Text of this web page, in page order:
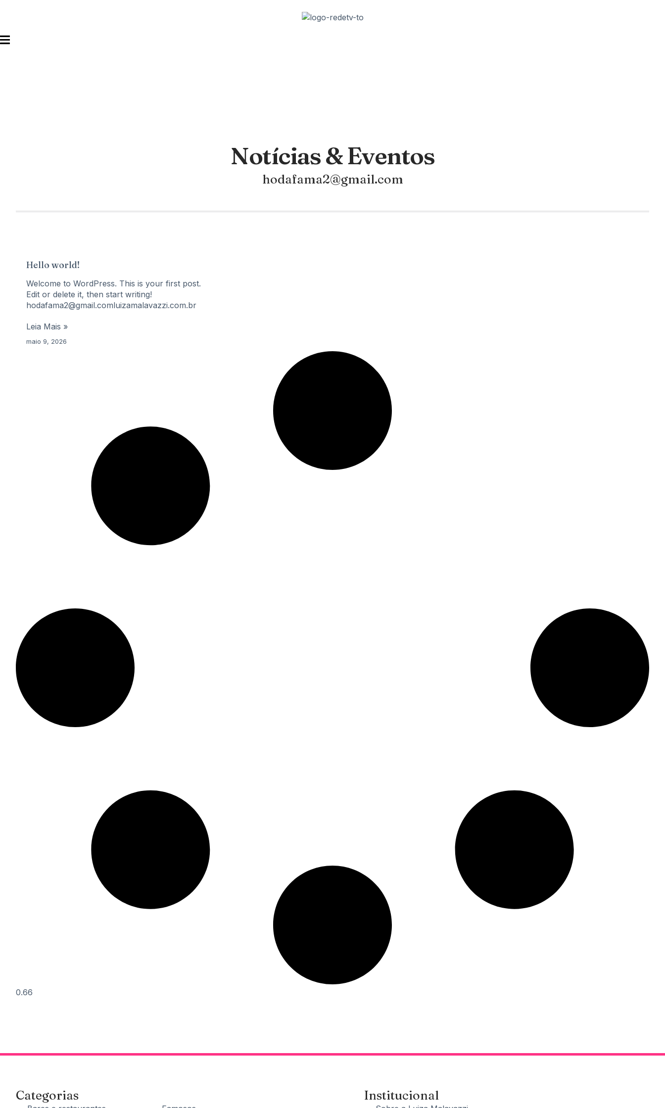
Notícias & Eventos
hodafama2@gmail.com
Hello world!
Welcome to WordPress. This is your first post.
Edit or delete it, then start writing!
hodafama2@gmail.comluizamalavazzi.com.br
Leia Mais »
maio 9, 2026
Categorias Institucional